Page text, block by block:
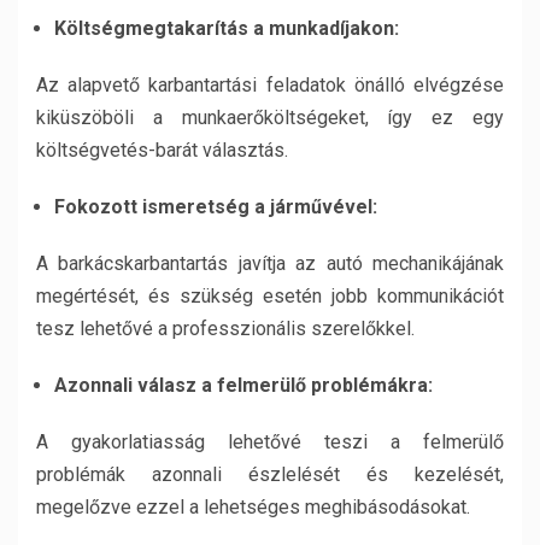
Költségmegtakarítás a munkadíjakon:
Az alapvető karbantartási feladatok önálló elvégzése
kiküszöböli a munkaerőköltségeket, így ez egy
költségvetés-barát választás.
Fokozott ismeretség a járművével:
A barkácskarbantartás javítja az autó mechanikájának
megértését, és szükség esetén jobb kommunikációt
tesz lehetővé a professzionális szerelőkkel.
Azonnali válasz a felmerülő problémákra:
A gyakorlatiasság lehetővé teszi a felmerülő
problémák azonnali észlelését és kezelését,
megelőzve ezzel a lehetséges meghibásodásokat.